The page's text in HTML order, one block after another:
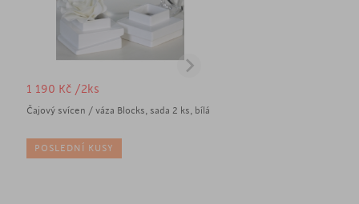
1 190 Kč /2ks
Čajový svícen / váza Blocks, sada 2 ks, bílá
POSLEDNÍ KUSY